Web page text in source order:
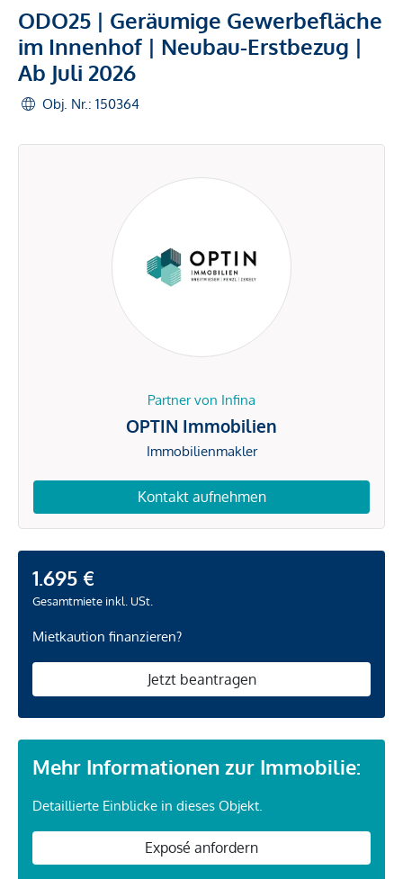
ODO25 | Geräumige Gewerbefläche
im Innenhof | Neubau-Erstbezug |
Ab Juli 2026
Obj. Nr.: 150364
Partner von Infina
OPTIN Immobilien
Immobilienmakler
Kontakt aufnehmen
1.695 €
Gesamtmiete inkl. USt.
Mietkaution finanzieren?
Jetzt beantragen
Mehr Informationen zur Immobilie:
Detaillierte Einblicke in dieses Objekt.
Exposé anfordern